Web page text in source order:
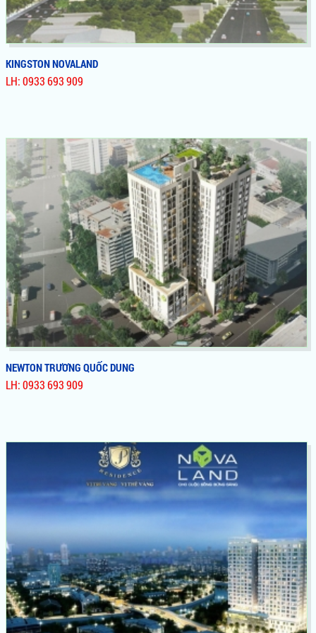
KINGSTON NOVALAND
LH: 0933 693 909
KINGSTON NOVALAND
Dự Án Căn Hộ, Officetel Kingston Novaland Phú Nhuận. Vị Trí
Vàng Hiếm Có Bậc Nhất Sài Gòn, Giữa 2 Mặt Tiền Nguyễn Văn
Trổi & Hoàng Văn Thụ, View Thẳng Công Viên Hoàng Văn Thụ,
Giá Cả Cạnh Tranh, Có Tính Thanh Khoản Cao, Đảm Bảo Hiệu
Suất Đầu Tư Hiệu Quả, Sinh Lời Cao
NEWTON TRƯƠNG QUỐC DUNG
LH: 0933 693 909
NEWTON TRƯƠNG QUỐC DUNG
Dự Án Newton, Novaland Phú Nhuận Với Vị Trí Vàng Mặt Tiền
Nguyễn Trọng Tuyển Là Căn Hộ Gần Sân Bay, Với Đầy Đủ Các
Loại Hình Căn Hộ, Officetel Và Tiện Ích Đẳng Cấp, Giá Trị Sinh
Lời Cao Không Tưởng, Bàn Giao Căn Hộ Hoàn Thiện Cơ Bản,
Cơ Hội An Sinh Vô Cùng Hấp Dẫn